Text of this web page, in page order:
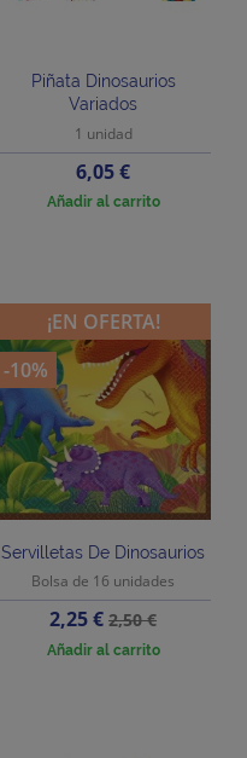
Piñata Dinosaurios
Variados
1 unidad
Precio
6,05 €
Añadir al carrito
Servilletas De Dinosaurios
Bolsa de 16 unidades
Precio
2,25 €Precio
base
2,50 €
Añadir al carrito
¡EN OFERTA!
-10%